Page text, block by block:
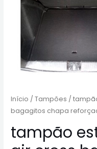
Início /Tampões /
bagagitos chapa
tampão